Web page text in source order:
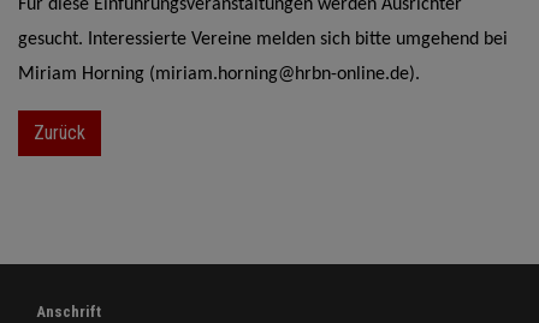
Zurück
Für diese Einführungsveranstaltungen werden Ausrichter
gesucht. Interessierte Vereine melden sich bitte umgehend bei
Miriam Horning (miriam.horning@hrbn-online.de).
Anschrift